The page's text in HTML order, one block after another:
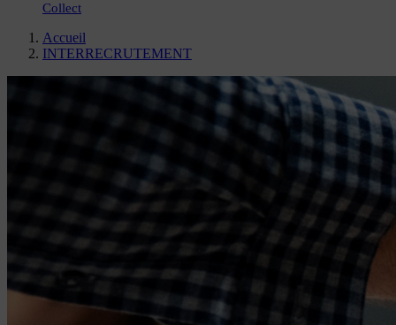
Collect
Accueil
INTERRECRUTEMENT